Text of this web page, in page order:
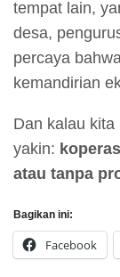
tempat lain,
desa,
percaya
kemandirian
Dan kalau
yakin:
atau tanpa
Bagikan ini:
Facebook